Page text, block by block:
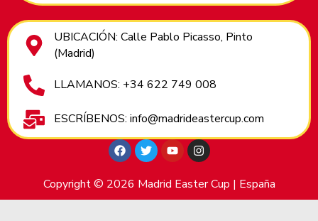
UBICACIÓN: Calle Pablo Picasso, Pinto
(Madrid)
LLAMANOS: +34 622 749 008
ESCRÍBENOS: info@madrideastercup.com
Copyright © 2026 Madrid Easter Cup | España